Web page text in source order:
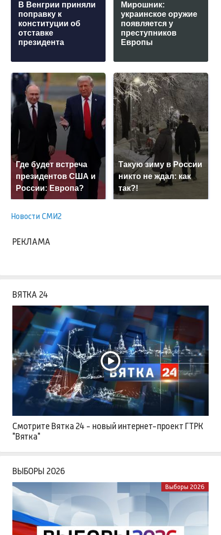
В Венгрии приняли
поправку к
конституции об
отставке
президента
Мирошник:
украинское оружие
появляется у
преступников
Европы
Где будет встреча
президентов США и
России: Европа?
Такую зиму в России
никто не ждал: как
так?!
Новости СМИ2
РЕКЛАМА
ВЯТКА 24
Смотрите Вятка 24 - новый интернет-проект ГТРК
"Вятка"
ВЫБОРЫ 2026
Выборы 2026